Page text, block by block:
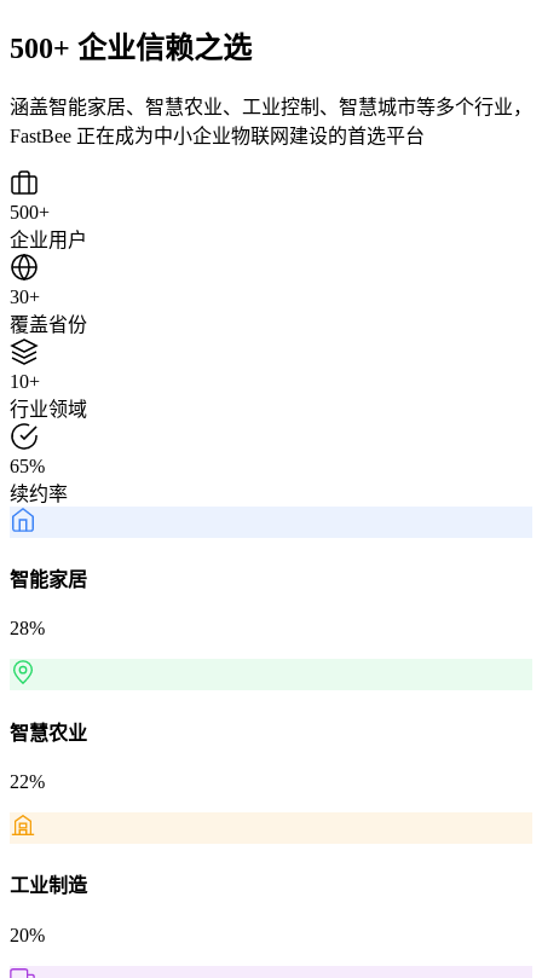
500+ 企业信赖之选
涵盖智能家居、智慧农业、工业控制、智慧城市等多个行业，
FastBee 正在成为中小企业物联网建设的首选平台
500+
企业用户
30+
覆盖省份
10+
行业领域
65%
续约率
智能家居
28%
智慧农业
22%
工业制造
20%